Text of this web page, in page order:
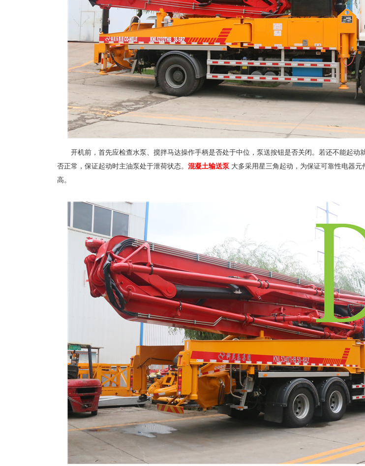
开机前，首先应检查水泵、搅拌马达操作手柄是否处于中位，泵送按钮是否关闭。若还不能起动
否正常，保证起动时主油泵处于泄荷状态。 混凝土输送泵 大多采用星三角起动，为保证可靠性电器
高。